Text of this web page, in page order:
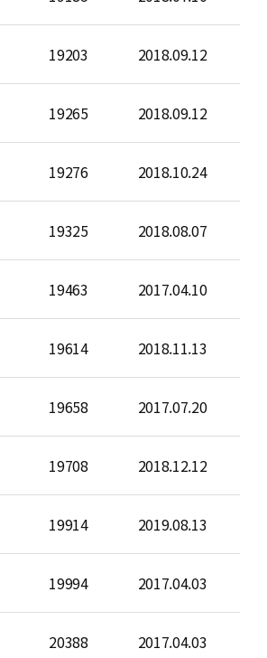
19203 2018.09.12
19265 2018.09.12
19276 2018.10.24
19325 2018.08.07
19463 2017.04.10
19614 2018.11.13
19658 2017.07.20
19708 2018.12.12
19914 2019.08.13
19994 2017.04.03
20388 2017.04.03